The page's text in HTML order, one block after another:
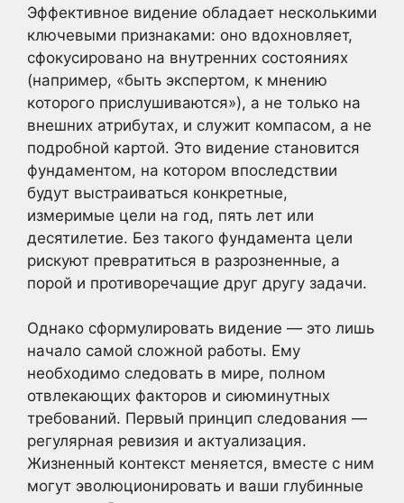
Эффективное видение обладает несколькими
ключевыми признаками: оно вдохновляет,
сфокусировано на внутренних состояниях
(например, «быть экспертом, к мнению
которого прислушиваются»), а не только на
внешних атрибутах, и служит компасом, а не
подробной картой. Это видение становится
фундаментом, на котором впоследствии
будут выстраиваться конкретные,
измеримые цели на год, пять лет или
десятилетие. Без такого фундамента цели
рискуют превратиться в разрозненные, а
порой и противоречащие друг другу задачи.
Однако сформулировать видение — это лишь
начало самой сложной работы. Ему
необходимо следовать в мире, полном
отвлекающих факторов и сиюминутных
требований. Первый принцип следования —
регулярная ревизия и актуализация.
Жизненный контекст меняется, вместе с ним
могут эволюционировать и ваши глубинные